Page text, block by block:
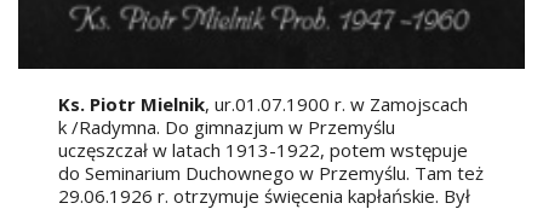
Ks. Piotr Mielnik, ur.01.07.1900 r. w Zamojscach
k /Radymna. Do gimnazjum w Przemyślu
uczęszczał w latach 1913-1922, potem wstępuje
do Seminarium Duchownego w Przemyślu. Tam też
29.06.1926 r. otrzymuje święcenia kapłańskie. Był